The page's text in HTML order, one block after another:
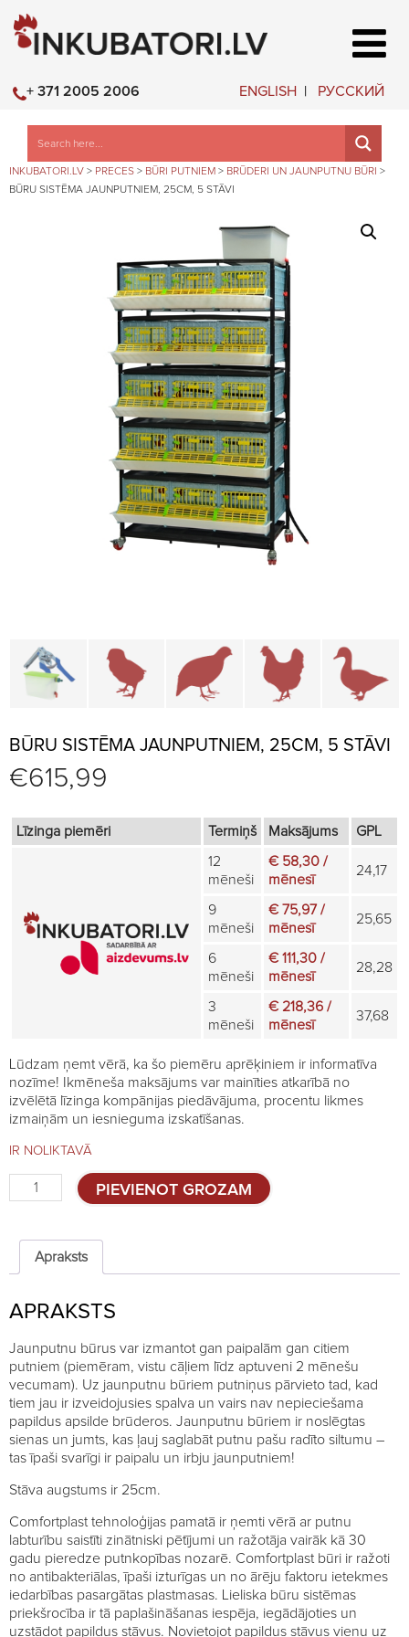
ENGLISH РУССКИЙ
+ 371 2005 2006
INKUBATORI.LV > PRECES > BŪRI PUTNIEM > BRŪDERI UN JAUNPUTNU BŪRI >
BŪRU SISTĒMA JAUNPUTNIEM, 25CM, 5 STĀVI
Būru daļas un piederumiBrūderi un jaunputnu būri
Būri paipalām un irbēm
Būri vistām
BŪRU SISTĒMA JAUNPUTNIEM, 25CM, 5 STĀVI
€615,99
Līzinga piemēri Termiņš Maksājums GPL
12
mēneši
€ 58,30 /
mēnesī
24,17
9
mēneši
€ 75,97 /
mēnesī
25,65
6
mēneši
€ 111,30 /
mēnesī
28,28
3
mēneši
€ 218,36 /
mēnesī
37,68
Lūdzam ņemt vērā, ka šo piemēru aprēķiniem ir informatīva
nozīme! Ikmēneša maksājums var mainīties atkarībā no
izvēlētā līzinga kompānijas piedāvājuma, procentu likmes
izmaiņām un iesnieguma izskatīšanas.
IR NOLIKTAVĀ
Būru
sistēma
25cm,
stāvi
PIEVIENOT GROZAM
Apraksts
APRAKSTS
Jaunputnu būrus var izmantot gan paipalām gan citiem
putniem (piemēram, vistu cāļiem līdz aptuveni 2 mēnešu
vecumam). Uz jaunputnu būriem putniņus pārvieto tad, kad
tiem jau ir izveidojusies spalva un vairs nav nepieciešama
papildus apsilde brūderos. Jaunputnu būriem ir noslēgtas
sienas un jumts, kas ļauj saglabāt putnu pašu radīto siltumu –
tas īpaši svarīgi ir paipalu un irbju jaunputniem!
Stāva augstums ir 25cm.
Comfortplast tehnoloģijas pamatā ir ņemti vērā ar putnu
labturību saistīti zinātniski pētījumi un ražotāja vairāk kā 30
gadu pieredze putnkopības nozarē. Comfortplast būri ir ražoti
no antibakteriālas, īpaši izturīgas un no ārēju faktoru ietekmes
iedarbības pasargātas plastmasas. Lieliska būru sistēmas
priekšrocība ir tā paplašināšanas iespēja, iegādājoties un
uzstādot papildus stāvus. Novietojot papildus stāvus vienu uz